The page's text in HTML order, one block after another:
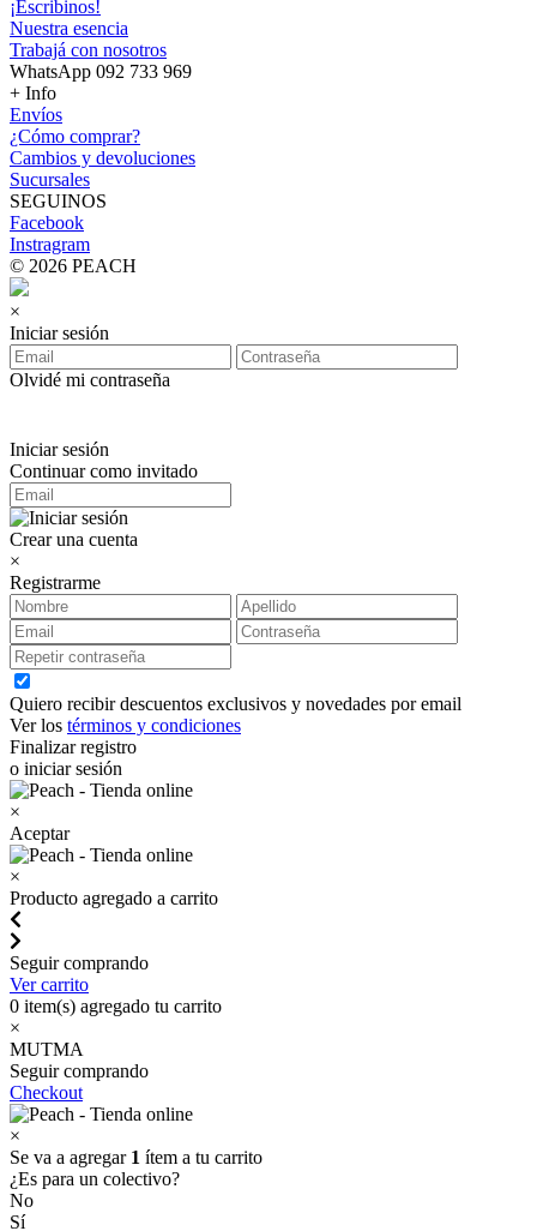
¡Escribinos!
Nuestra esencia
Trabajá con nosotros
WhatsApp 092 733 969
+ Info
Envíos
¿Cómo comprar?
Cambios y devoluciones
Sucursales
SEGUINOS
Facebook
Instragram
© 2026 PEACH
×
Iniciar sesión
Olvidé mi contraseña
Iniciar sesión
Continuar como invitado
Crear una cuenta
×
Registrarme
Quiero recibir descuentos exclusivos y novedades por email
Ver los términos y condiciones
Finalizar registro
o iniciar sesión
×
Aceptar
×
Producto agregado a carrito
Seguir comprando
Ver carrito
0 item(s) agregado tu carrito
×
MUTMA
Seguir comprando
Checkout
×
Se va a agregar 1 ítem a tu carrito
¿Es para un colectivo?
No
Sí